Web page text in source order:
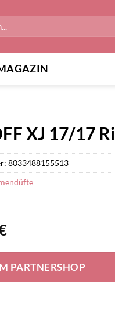
XJ 17/17
PARTNERSHOP
8033488155513